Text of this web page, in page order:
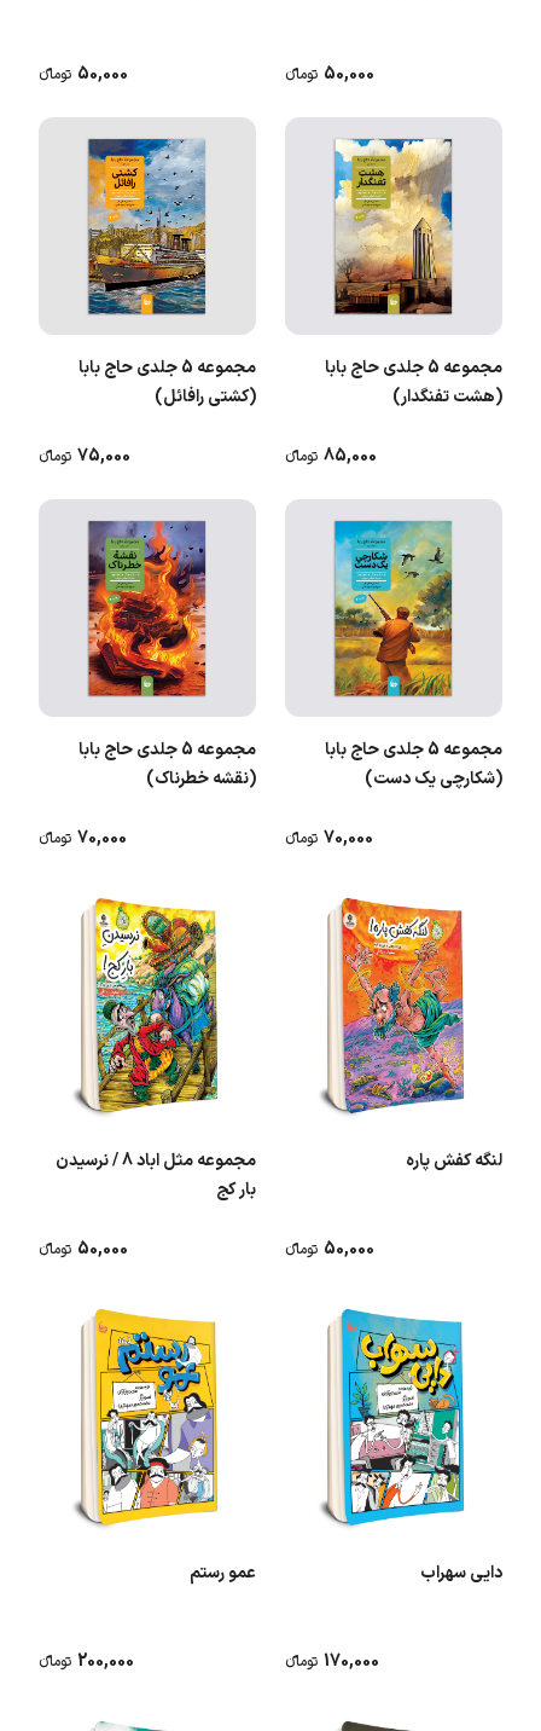
50,000 تومانء 50,000 تومانء
مجموعه 5 جلدی حاج بابا
(هشت تفنگدار)
85,000 تومانء
مجموعه 5 جلدی حاج بابا
(کشتی رافائل)
75,000 تومانء
مجموعه 5 جلدی حاج بابا
(شکارچی یک دست)
70,000 تومانء
مجموعه 5 جلدی حاج بابا
(نقشه خطرناک)
70,000 تومانء
لنگه کفش پاره
50,000 تومانء
مجموعه مثل اباد 8 / نرسیدن
بار کج
50,000 تومانء
دایی سهراب
170,000 تومانء
عمو رستم
200,000 تومانء